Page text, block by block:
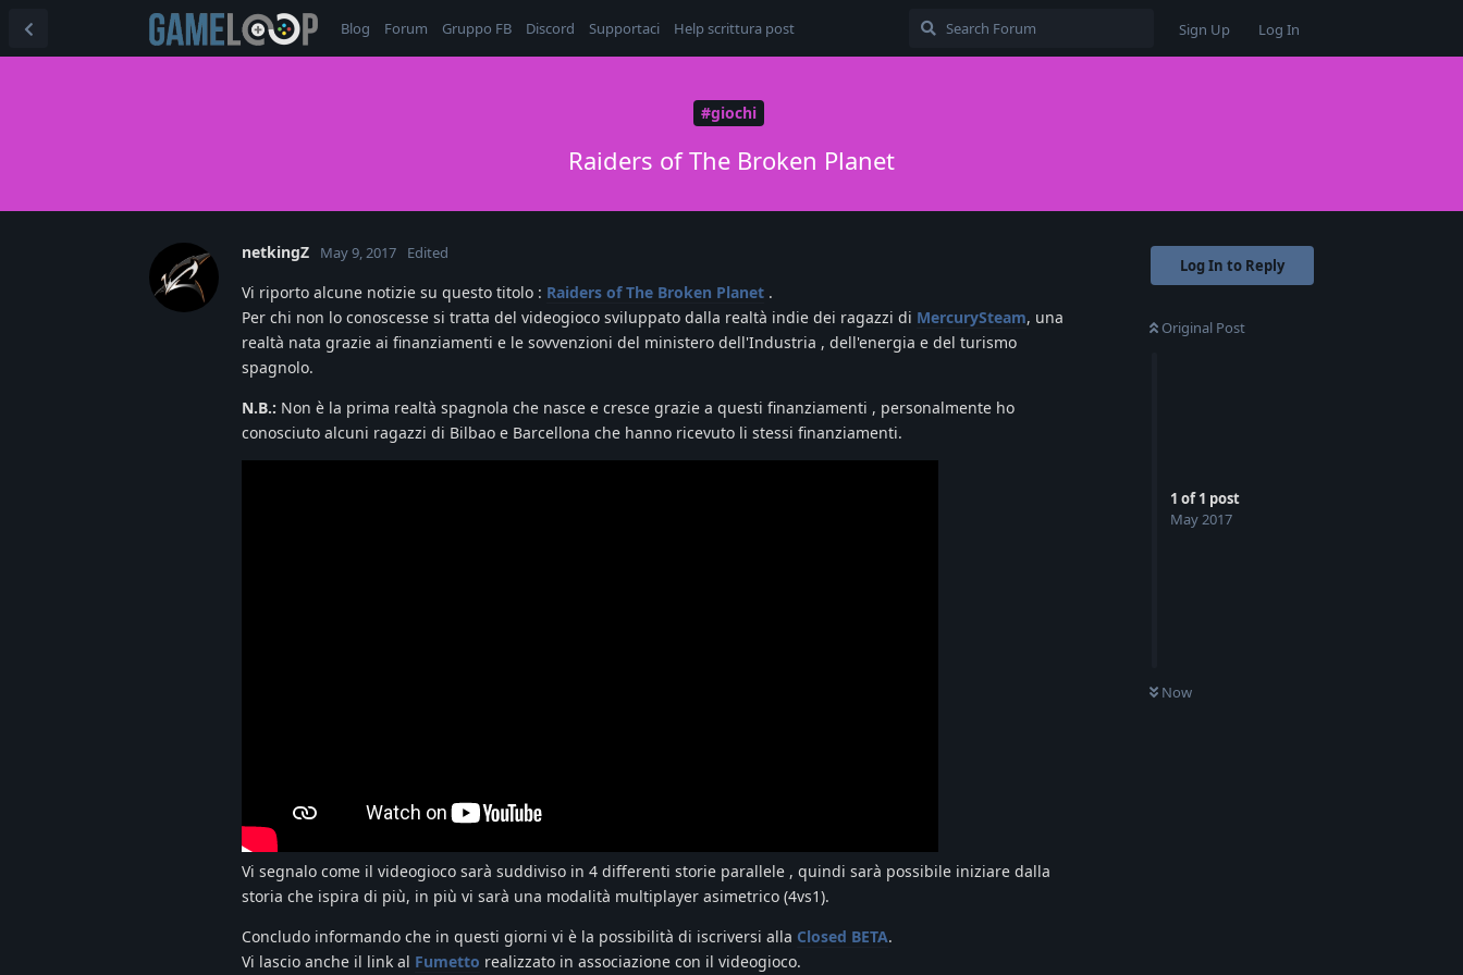
Blog Forum Gruppo FB Discord Supportaci Help scrittura post Sign Up Log In
#giochi
Raiders of The Broken Planet
Log In to Reply
Original Post
1 of1 post
May 2017
Now
netkingZ May 9, 2017 Edited
Vi riporto alcune notizie su questo titolo : Raiders of The Broken Planet .
Per chi non lo conoscesse si tratta del videogioco sviluppato dalla realtà indie dei ragazzi di MercurySteam, una
realtà nata grazie ai finanziamenti e le sovvenzioni del ministero dell'Industria , dell'energia e del turismo
spagnolo.
N.B.: Non è la prima realtà spagnola che nasce e cresce grazie a questi finanziamenti , personalmente ho
conosciuto alcuni ragazzi di Bilbao e Barcellona che hanno ricevuto li stessi finanziamenti.
Vi segnalo come il videogioco sarà suddiviso in 4 differenti storie parallele , quindi sarà possibile iniziare dalla
storia che ispira di più, in più vi sarà una modalità multiplayer asimetrico (4vs1).
Concludo informando che in questi giorni vi è la possibilità di iscriversi alla Closed BETA.
Vi lascio anche il link al Fumetto realizzato in associazione con il videogioco.